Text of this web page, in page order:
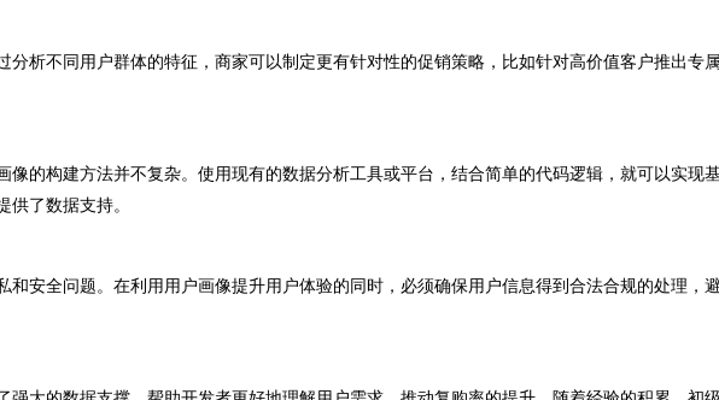
不同用户群体的特征，商家可以制定更有针对性的促销策略，比如针对高价值客户推出专属
的构建方法并不复杂。使用现有的数据分析工具或平台，结合简单的代码逻辑，就可以实现
供了数据支持。
安全问题。在利用用户画像提升用户体验的同时，必须确保用户信息得到合法合规的处理，